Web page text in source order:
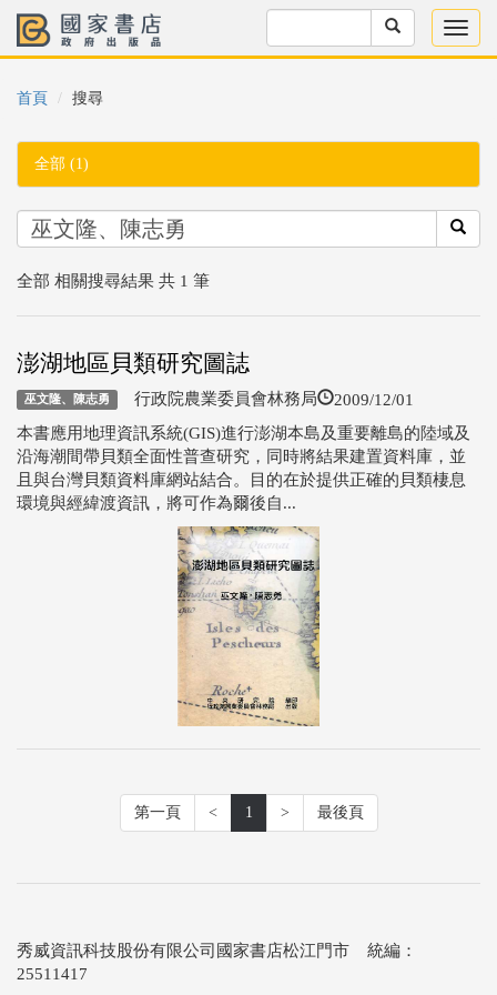
首頁 搜尋
全部 (1)
全部 相關搜尋結果 共 1 筆
澎湖地區貝類研究圖誌
巫文隆、陳志勇 行政院農業委員會林務局 2009/12/01
本書應用地理資訊系統(GIS)進行澎湖本島及重要離島的陸域及
沿海潮間帶貝類全面性普查研究，同時將結果建置資料庫，並
且與台灣貝類資料庫網站結合。目的在於提供正確的貝類棲息
環境與經緯渡資訊，將可作為爾後自...
第一頁 < 1 > 最後頁
秀威資訊科技股份有限公司國家書店松江門市 統編：
25511417